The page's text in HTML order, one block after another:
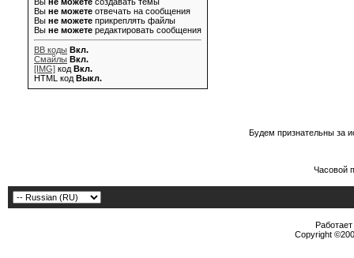
Вы не можете отвечать на сообщения
Вы не можете прикреплять файлы
Вы не можете редактировать сообщения
BB коды Вкл.
Смайлы Вкл.
[IMG] код Вкл.
HTML код Выкл.
Будем признательны за
Часовой
Copyright